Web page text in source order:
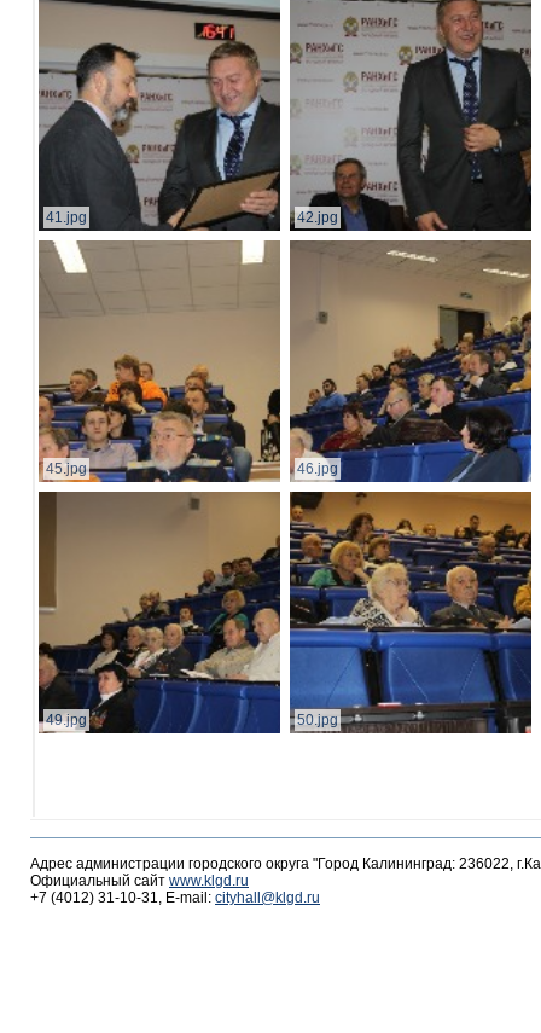
41.jpg 42.jpg
45.jpg 46.jpg
49.jpg 50.jpg
Адрес администрации городского округа "Город Калининград: 236022,
Официальный сайт www.klgd.ru
+7 (4012) 31-10-31, E-mail: cityhall@klgd.ru